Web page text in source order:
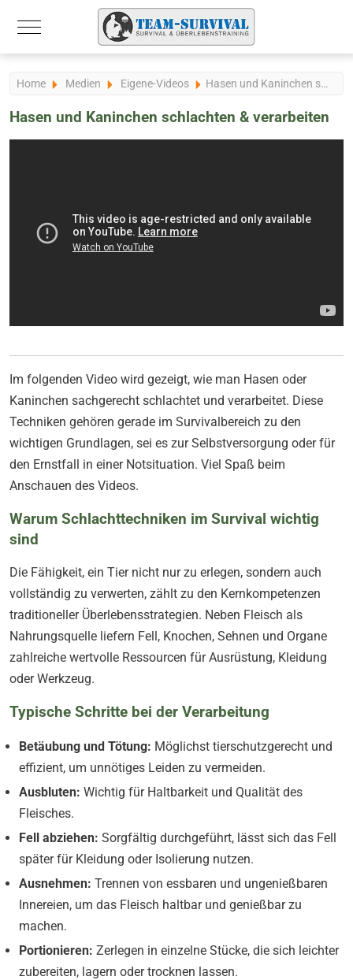
Mobile Menu Toggle
Home Medien Eigene-Videos Hasen und Kaninchen schlachten & verarbeiten
Hasen und Kaninchen schlachten & verarbeiten
Im folgenden Video wird gezeigt, wie man Hasen oder
Kaninchen sachgerecht schlachtet und verarbeitet. Diese
Techniken gehören gerade im Survivalbereich zu den
wichtigen Grundlagen, sei es zur Selbstversorgung oder für
den Ernstfall in einer Notsituation. Viel Spaß beim
Anschauen des Videos.
Warum Schlachttechniken im Survival wichtig
sind
Die Fähigkeit, ein Tier nicht nur zu erlegen, sondern auch
vollständig zu verwerten, zählt zu den Kernkompetenzen
traditioneller Überlebensstrategien. Neben Fleisch als
Nahrungsquelle liefern Fell, Knochen, Sehnen und Organe
zahlreiche wertvolle Ressourcen für Ausrüstung, Kleidung
oder Werkzeug.
Typische Schritte bei der Verarbeitung
Betäubung und Tötung: Möglichst tierschutzgerecht und
effizient, um unnötiges Leiden zu vermeiden.
Ausbluten: Wichtig für Haltbarkeit und Qualität des
Fleisches.
Fell abziehen: Sorgfältig durchgeführt, lässt sich das Fell
später für Kleidung oder Isolierung nutzen.
Ausnehmen: Trennen von essbaren und ungenießbaren
Innereien, um das Fleisch haltbar und genießbar zu
machen.
Portionieren: Zerlegen in einzelne Stücke, die sich leichter
zubereiten, lagern oder trocknen lassen.